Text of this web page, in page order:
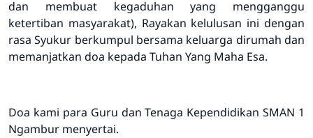
dan membuat kegaduhan yang mengganggu
ketertiban masyarakat), Rayakan kelulusan ini dengan
rasa Syukur berkumpul bersama keluarga dirumah dan
memanjatkan doa kepada Tuhan Yang Maha Esa.
Doa kami para Guru dan Tenaga Kependidikan SMAN 1
Ngambur menyertai.